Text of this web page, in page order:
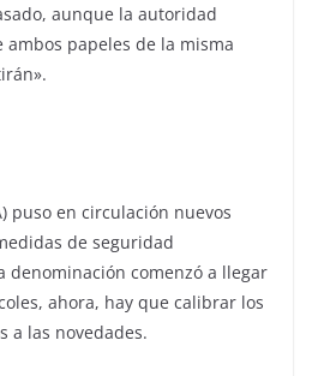
aunque la autoridad
papeles de la misma
puso en circulación nuevos
de seguridad
denominación comenzó a llegar
ahora, hay que calibrar los
a las novedades.